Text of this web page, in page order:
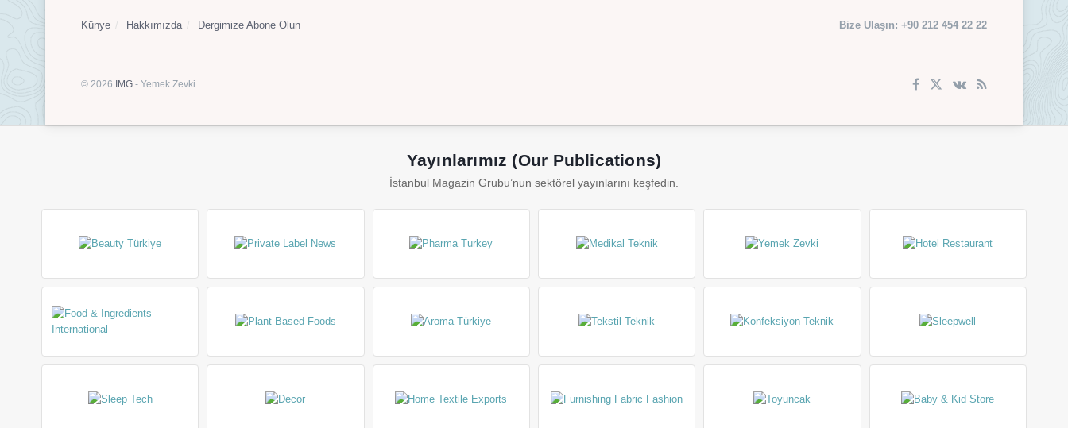
Künye Hakkımızda Dergimize Abone Olun Bize Ulaşın: +90 212 454 22 22
© 2026 IMG - Yemek Zevki
Yayınlarımız (Our Publications)
İstanbul Magazin Grubu’nun sektörel yayınlarını keşfedin.